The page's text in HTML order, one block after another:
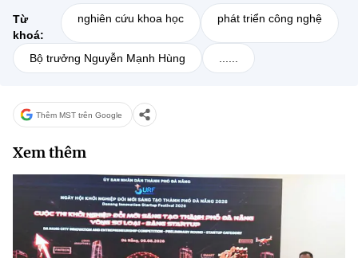
Từ
khoá:
nghiên cứu khoa học phát triển công nghệ
Bộ trưởng Nguyễn Mạnh Hùng
Thêm MST trên Google
Xem thêm